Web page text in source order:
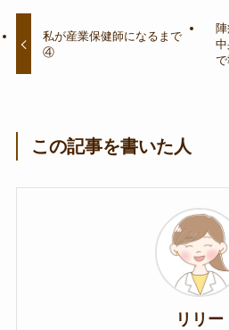
私が産業保健師になるまで
④
この記事を書いた人
リリー